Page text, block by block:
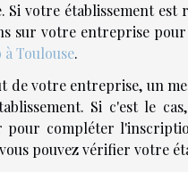
Si votre établissement
sur votre entreprise
à Toulouse.
de votre entreprise, un
Si c'est le
pour compléter
pouvez vérifier votre